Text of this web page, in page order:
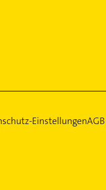
EinstellungenAGB